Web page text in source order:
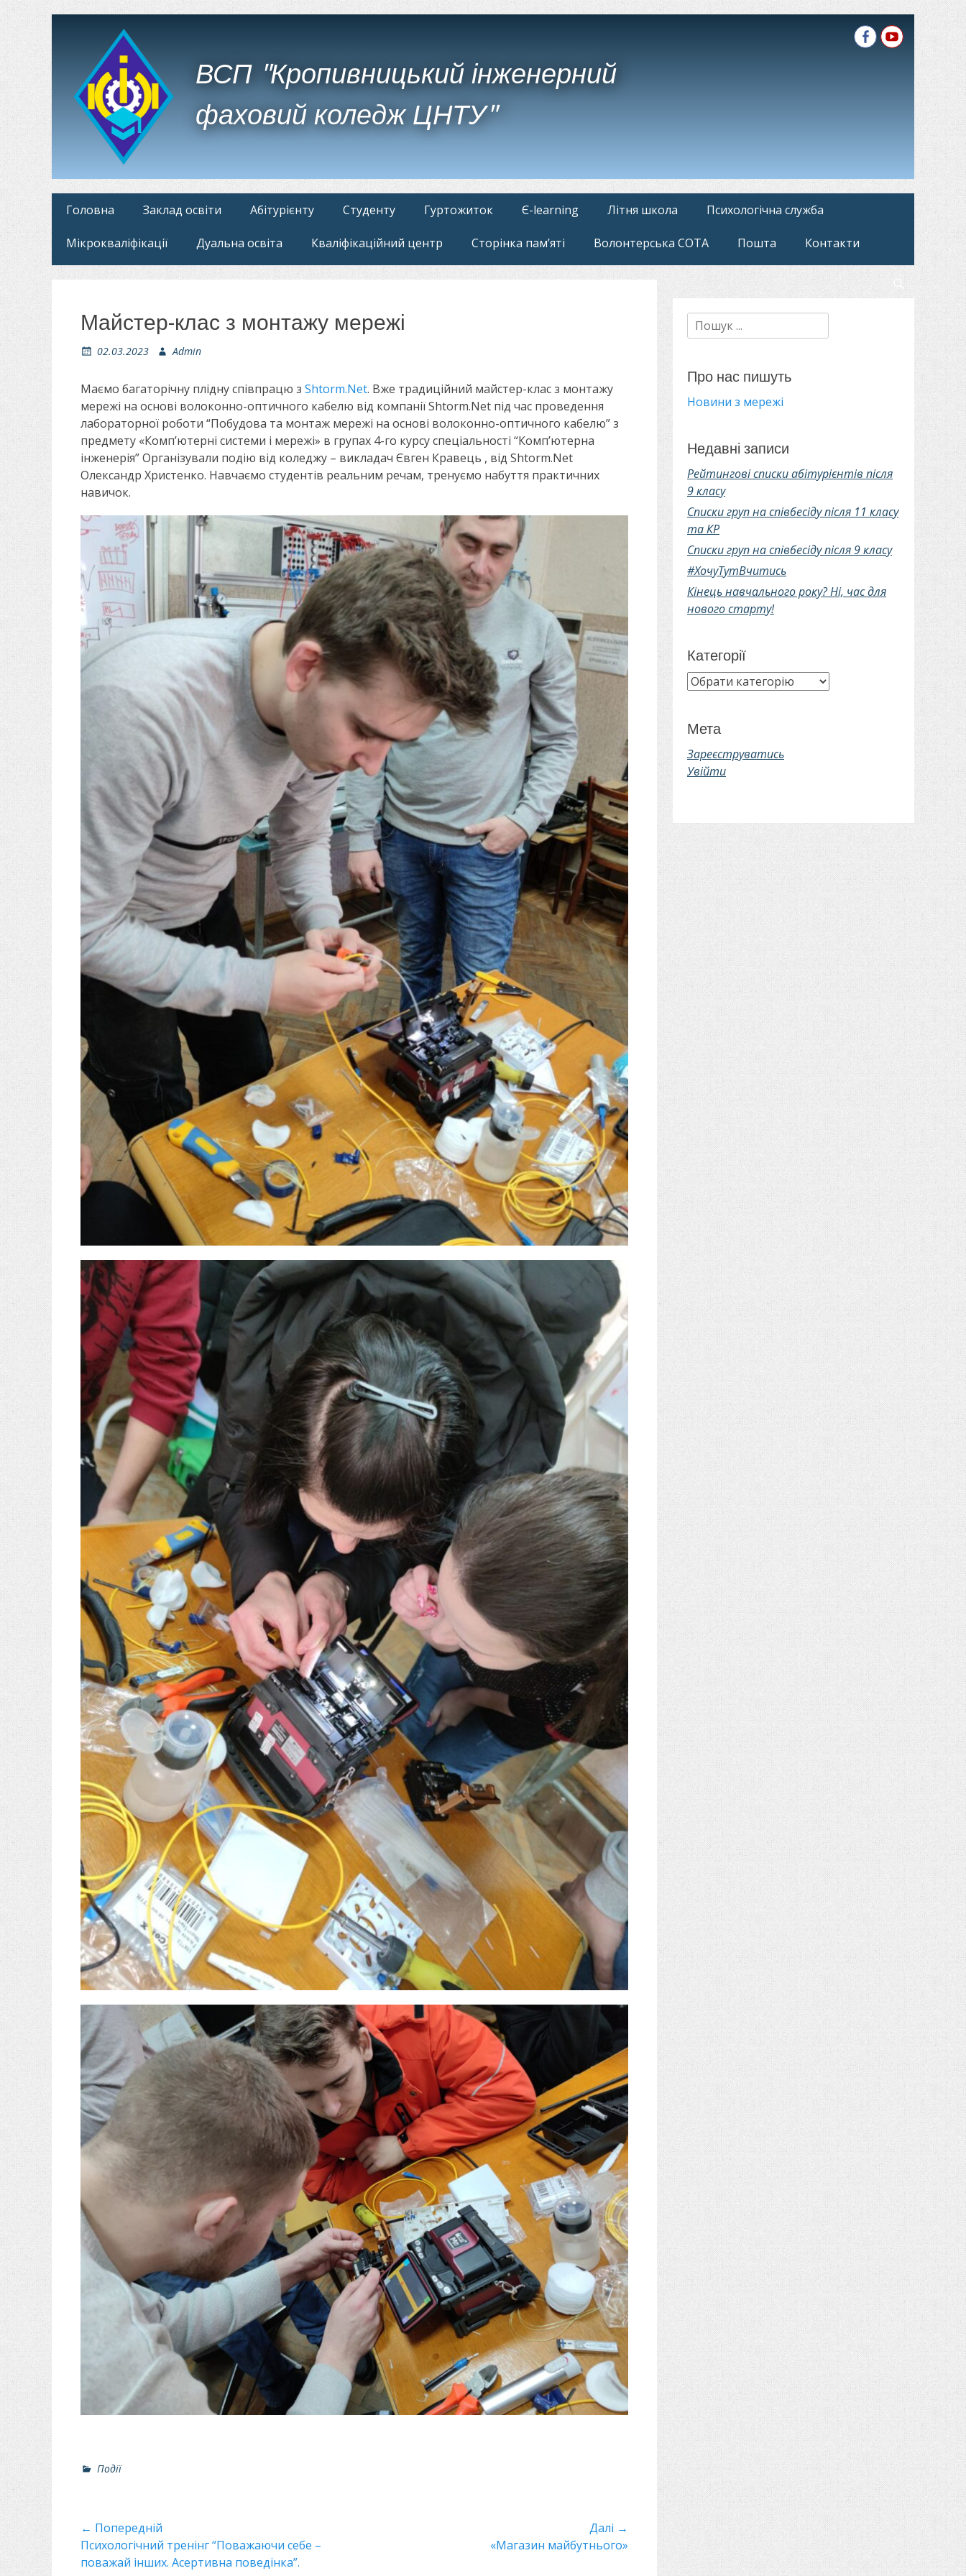
ВСП "Кропивницький інженерний
фаховий коледж ЦНТУ"
FacebookYouTube
Головне
Перейти
Головна Заклад освіти Абітурієнту Студенту Гуртожиток Є-learning Літня школа Психологічна служба
Мікрокваліфікації Дуальна освіта Кваліфікаційний центр Сторінка пам’яті Волонтерська СОТА Пошта Контакти
Майстер-клас з монтажу мережі
О
у
б
л
і
к
о
в
а
о
02.03.2023
А
о
р
Admin
Маємо багаторічну плідну співпрацю з Shtorm.Net. Вже традиційний майстер-клас з монтажу
мережі на основі волоконно-оптичного кабелю від компанії Shtorm.Net під час проведення
лабораторної роботи “Побудова та монтаж мережі на основі волоконно-оптичного кабелю” з
предмету «Комп’ютерні системи і мережі» в групах 4-го курсу спеціальності “Комп’ютерна
інженерія” Організували подію від коледжу – викладач Євген Кравець , від Shtorm.Net
Олександр Христенко. Навчаємо студентів реальним речам, тренуємо набуття практичних
навичок.
Р
л
и
Події
Навігація
записів
← Попередній
Минулий
пост
Психологічний тренінг “Поважаючи себе –
поважай інших. Асертивна поведінка”.
Далі →
«Магазин майбутнього»
Пошук:
Про нас пишуть
Новини з мережі
Недавні записи
Рейтингові списки абітурієнтів після
9 класу
Списки груп на співбесіду після 11 класу
та КР
Списки груп на співбесіду після 9 класу
#ХочуТутВчитись
Кінець навчального року? Ні, час для
нового старту!
Категорії
Категорії
Мета
Зареєструватись
Увійти